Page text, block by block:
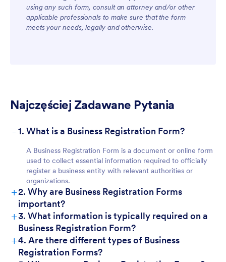
using any such form, consult an attorney and/or other
applicable professionals to make sure that the form
meets your needs, legally and otherwise.
Najczęściej Zadawane Pytania
- 1. What is a Business Registration Form?
A Business Registration Form is a document or online form
used to collect essential information required to officially
register a business entity with relevant authorities or
organizations.
+2. Why are Business Registration Forms
important?
+3. What information is typically required on a
Business Registration Form?
+4. Are there different types of Business
Registration Forms?